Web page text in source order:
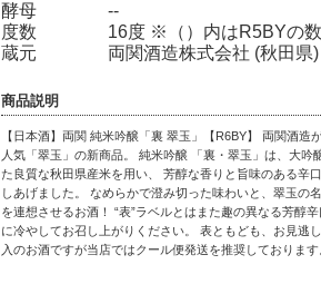
酵母 --
度数 16度 ※（）内はR5BYの数
蔵元 両関酒造株式会社 (秋田県)
商品説明
【日本酒】両関 純米吟醸「裏 翠玉」【R6BY】 両関酒造
人気「翠玉」の新商品。 純米吟醸 「裏・翠玉」は、大吟
た良質な秋田県産米を用い、 芳醇な香りと旨味のある辛
しあげました。 なめらかで澄み切った味わいと、翠玉の
を連想させるお酒！ “表”ラベルとはまた趣の異なる芳醇
に冷やしてお召し上がりください。 表ともども、お見逃
入のお酒ですが当店ではクール便発送を推奨しております